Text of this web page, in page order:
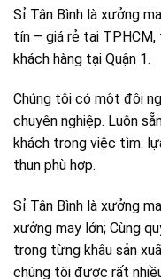
Sỉ Tân Bình là xưởng
tín – giá rẻ tại TPHCM,
khách hàng tại Quận 1.
Chúng tôi có một đội
chuyên nghiệp. Luôn
khách trong việc tìm.
thun phù hợp.
Sỉ Tân Bình là xưởng
xưởng may lớn; Cùng
trong từng khâu sản
chúng tôi được rất